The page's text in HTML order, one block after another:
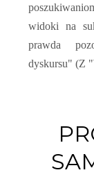
widoki na
prawda
dyskursu" (Z